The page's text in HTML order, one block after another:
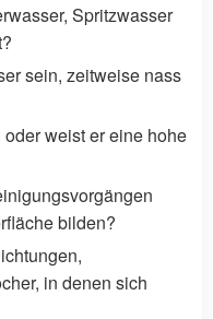
Spritzwasser
sein, zeitweise nass
weist er eine hohe
bilden?
in denen sich